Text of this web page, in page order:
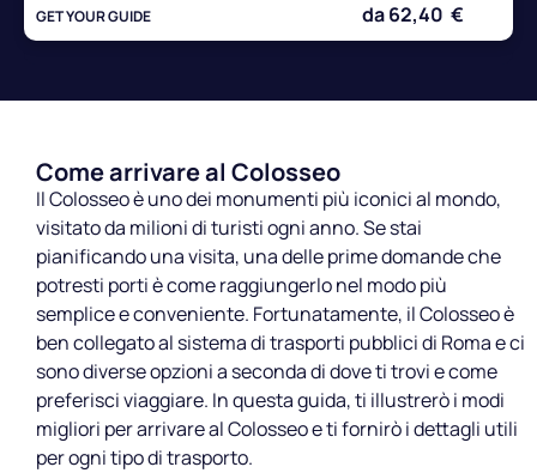
GET YOUR GUIDE da 62,40 €
Come arrivare al Colosseo
Il Colosseo è uno dei monumenti più iconici al mondo,
visitato da milioni di turisti ogni anno. Se stai
pianificando una visita, una delle prime domande che
potresti porti è come raggiungerlo nel modo più
semplice e conveniente. Fortunatamente, il Colosseo è
ben collegato al sistema di trasporti pubblici di Roma e ci
sono diverse opzioni a seconda di dove ti trovi e come
preferisci viaggiare. In questa guida, ti illustrerò i modi
migliori per arrivare al Colosseo e ti fornirò i dettagli utili
per ogni tipo di trasporto.